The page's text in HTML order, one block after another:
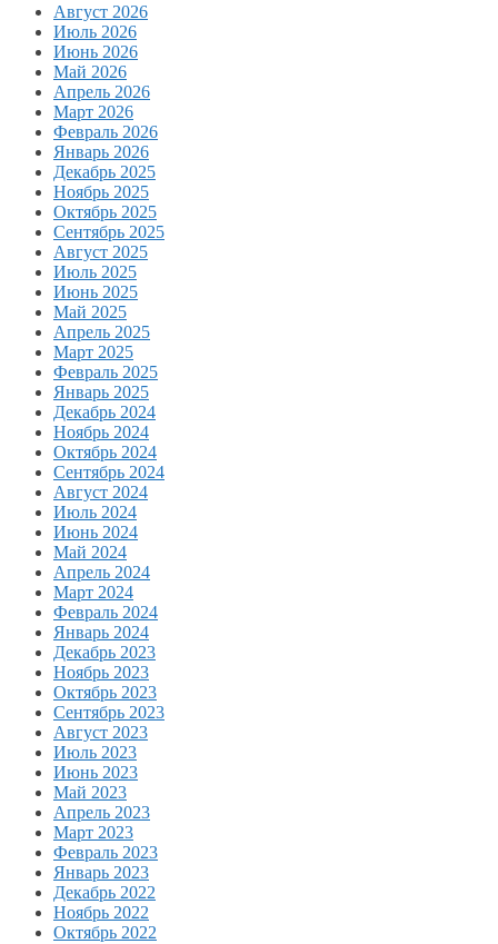
Август 2026
Июль 2026
Июнь 2026
Май 2026
Апрель 2026
Март 2026
Февраль 2026
Январь 2026
Декабрь 2025
Ноябрь 2025
Октябрь 2025
Сентябрь 2025
Август 2025
Июль 2025
Июнь 2025
Май 2025
Апрель 2025
Март 2025
Февраль 2025
Январь 2025
Декабрь 2024
Ноябрь 2024
Октябрь 2024
Сентябрь 2024
Август 2024
Июль 2024
Июнь 2024
Май 2024
Апрель 2024
Март 2024
Февраль 2024
Январь 2024
Декабрь 2023
Ноябрь 2023
Октябрь 2023
Сентябрь 2023
Август 2023
Июль 2023
Июнь 2023
Май 2023
Апрель 2023
Март 2023
Февраль 2023
Январь 2023
Декабрь 2022
Ноябрь 2022
Октябрь 2022